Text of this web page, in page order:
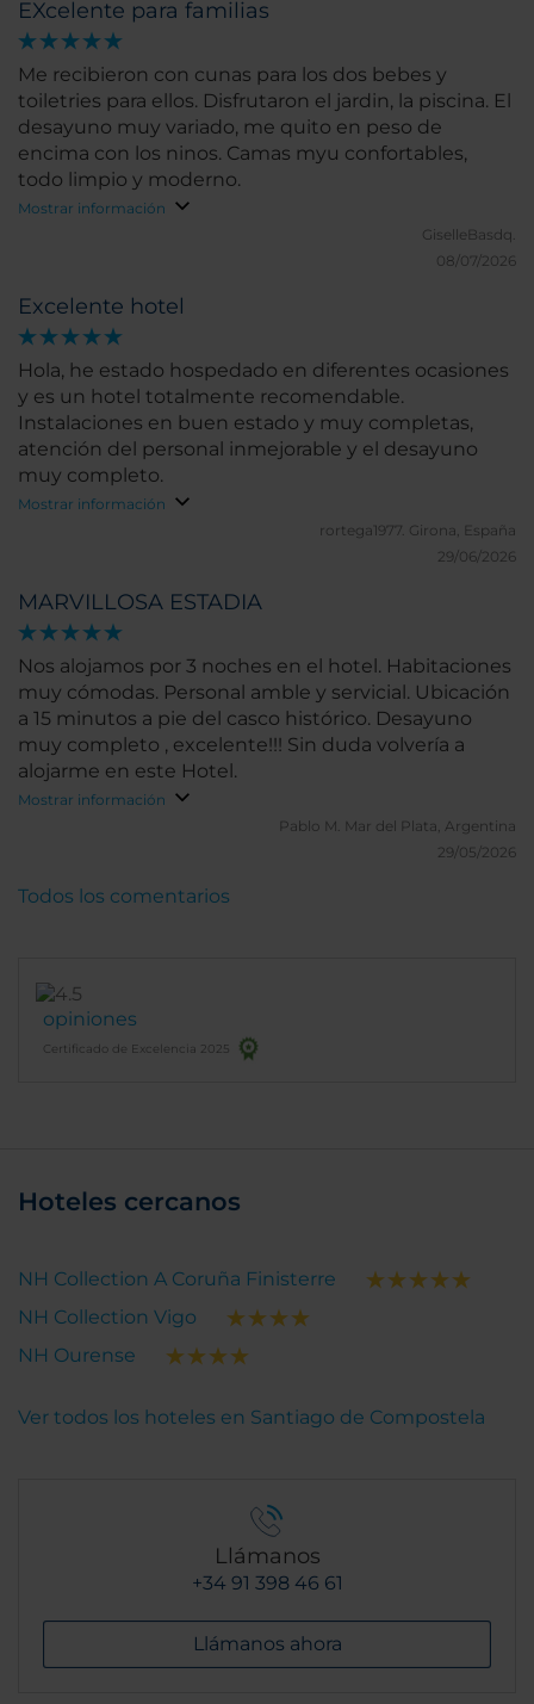
EXcelente para familias
Me recibieron con cunas para los dos bebes y
toiletries para ellos. Disfrutaron el jardin, la piscina. El
desayuno muy variado, me quito en peso de
encima con los ninos. Camas myu confortables,
todo limpio y moderno.
Mostrar información
GiselleBasdq.
08/07/2026
Excelente hotel
Hola, he estado hospedado en diferentes ocasiones
y es un hotel totalmente recomendable.
Instalaciones en buen estado y muy completas,
atención del personal inmejorable y el desayuno
muy completo.
Mostrar información
rortega1977. Girona, España
29/06/2026
MARVILLOSA ESTADIA
Nos alojamos por 3 noches en el hotel. Habitaciones
muy cómodas. Personal amble y servicial. Ubicación
a 15 minutos a pie del casco histórico. Desayuno
muy completo , excelente!!! Sin duda volvería a
alojarme en este Hotel.
Mostrar información
Pablo M. Mar del Plata, Argentina
29/05/2026
opiniones
Certificado de Excelencia 2025
Todos los comentarios
Hoteles cercanos
NH Collection A Coruña Finisterre
NH Collection Vigo
NH Ourense
Ver todos los hoteles en Santiago de Compostela
Llámanos
+34 91 398 46 61
Llámanos ahora